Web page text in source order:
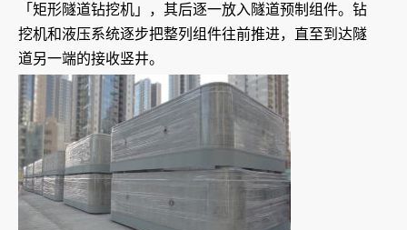
「矩形隧道钻挖机」，其后逐一放入隧道预制组件。钻
挖机和液压系统逐步把整列组件往前推进，直至到达隧
道另一端的接收竖井。